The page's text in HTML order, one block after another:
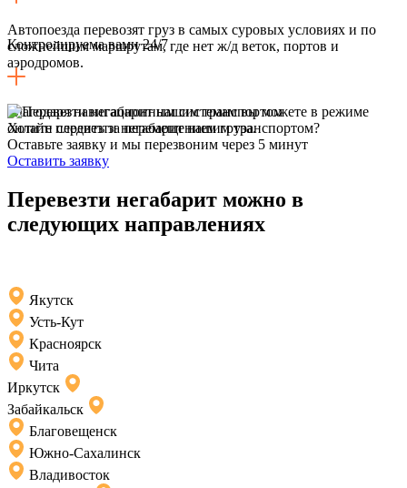
Автопоезда перевозят груз в самых суровых условиях и по
сложнейшим маршрутам, где нет ж/д веток, портов и
аэродромов.
Контролируема вами 24/7
Благодаря навигационным системам вы можете в режиме
онлайн следить за перемещением груза.
Хотите перевезти негабарит нашим транспортом?
Оставьте заявку и мы перезвоним через 5 минут
Оставить заявку
Перевезти негабарит можно в
следующих направлениях
Якутск
Усть-Кут
Красноярск
Чита
Иркутск
Забайкальск
Благовещенск
Южно-Сахалинск
Владивосток